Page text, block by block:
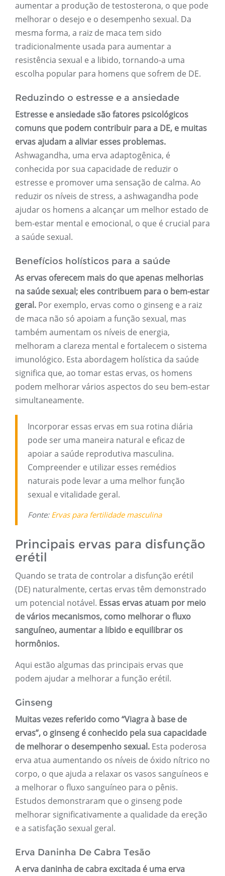
aumentar a produção de testosterona, o que pode
melhorar o desejo e o desempenho sexual. Da
mesma forma, a raiz de maca tem sido
tradicionalmente usada para aumentar a
resistência sexual e a libido, tornando-a uma
escolha popular para homens que sofrem de DE.
Reduzindo o estresse e a ansiedade
Estresse e ansiedade são fatores psicológicos
comuns que podem contribuir para a DE, e muitas
ervas ajudam a aliviar esses problemas.
Ashwagandha, uma erva adaptogênica, é
conhecida por sua capacidade de reduzir o
estresse e promover uma sensação de calma. Ao
reduzir os níveis de stress, a ashwagandha pode
ajudar os homens a alcançar um melhor estado de
bem-estar mental e emocional, o que é crucial para
a saúde sexual.
Benefícios holísticos para a saúde
As ervas oferecem mais do que apenas melhorias
na saúde sexual; eles contribuem para o bem-estar
geral. Por exemplo, ervas como o ginseng e a raiz
de maca não só apoiam a função sexual, mas
também aumentam os níveis de energia,
melhoram a clareza mental e fortalecem o sistema
imunológico. Esta abordagem holística da saúde
significa que, ao tomar estas ervas, os homens
podem melhorar vários aspectos do seu bem-estar
simultaneamente.
Incorporar essas ervas em sua rotina diária
pode ser uma maneira natural e eficaz de
apoiar a saúde reprodutiva masculina.
Compreender e utilizar esses remédios
naturais pode levar a uma melhor função
sexual e vitalidade geral.
Fonte: Ervas para fertilidade masculina
Principais ervas para disfunção
erétil
Quando se trata de controlar a disfunção erétil
(DE) naturalmente, certas ervas têm demonstrado
um potencial notável. Essas ervas atuam por meio
de vários mecanismos, como melhorar o fluxo
sanguíneo, aumentar a libido e equilibrar os
hormônios.
Aqui estão algumas das principais ervas que
podem ajudar a melhorar a função erétil.
Ginseng
Muitas vezes referido como “Viagra à base de
ervas”, o ginseng é conhecido pela sua capacidade
de melhorar o desempenho sexual. Esta poderosa
erva atua aumentando os níveis de óxido nítrico no
corpo, o que ajuda a relaxar os vasos sanguíneos e
a melhorar o fluxo sanguíneo para o pênis.
Estudos demonstraram que o ginseng pode
melhorar significativamente a qualidade da ereção
e a satisfação sexual geral.
Erva Daninha De Cabra Tesão
A erva daninha de cabra excitada é uma erva